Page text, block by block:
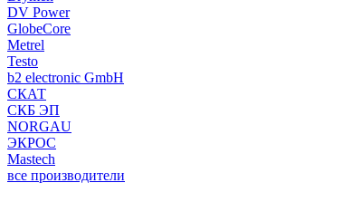
DV Power
GlobeCore
Metrel
Testo
b2 electronic GmbH
СКАТ
СКБ ЭП
NORGAU
ЭКРОС
Mastech
все производители